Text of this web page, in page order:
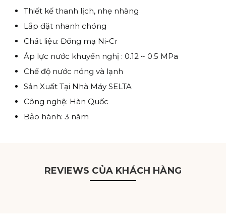
Thiết kế thanh lịch, nhẹ nhàng
Lắp đặt nhanh chóng
Chất liệu: Đồng mạ Ni-Cr
Áp lực nước khuyến nghị : 0.12 ~ 0.5 MPa
Chế độ nước nóng và lạnh
Sản Xuất Tại Nhà Máy SELTA
Công nghệ: Hàn Quốc
Bảo hành: 3 năm
REVIEWS CỦA KHÁCH HÀNG